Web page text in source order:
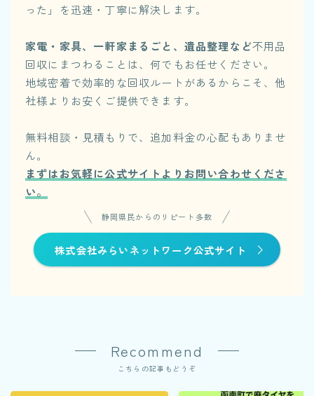
った」を迅速・丁寧に解決します。
家電・家具、一軒家まるごと、遺品整理など不用品
回収にまつわることは、何でもお任せください。
地域密着で効率的な回収ルートがあるからこそ、他
社様よりお安くご提供できます。
無料相談・見積もりで、追加料金の心配もありませ
ん。
まずはお気軽に公式サイトよりお問い合わせくださ
い。
静岡県民からのリピート多数
株式会社みらいネットワーク公式サイト
Recommend
こちらの記事もどうぞ